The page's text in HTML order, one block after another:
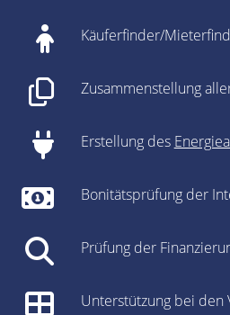
Käuferfinder/
Zusammenstellung
Erstellung des
Bonitätsprüfung der
Prüfung der
Unterstützung bei den